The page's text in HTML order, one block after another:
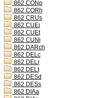
862 CONp
862 CORh
862 CRUs
862 CUEi
862 CUEt
862 CUNi
862 DARch
862 DELc
862 DELr
862 DELt
862 DESd
862 DESs
862 DIAa